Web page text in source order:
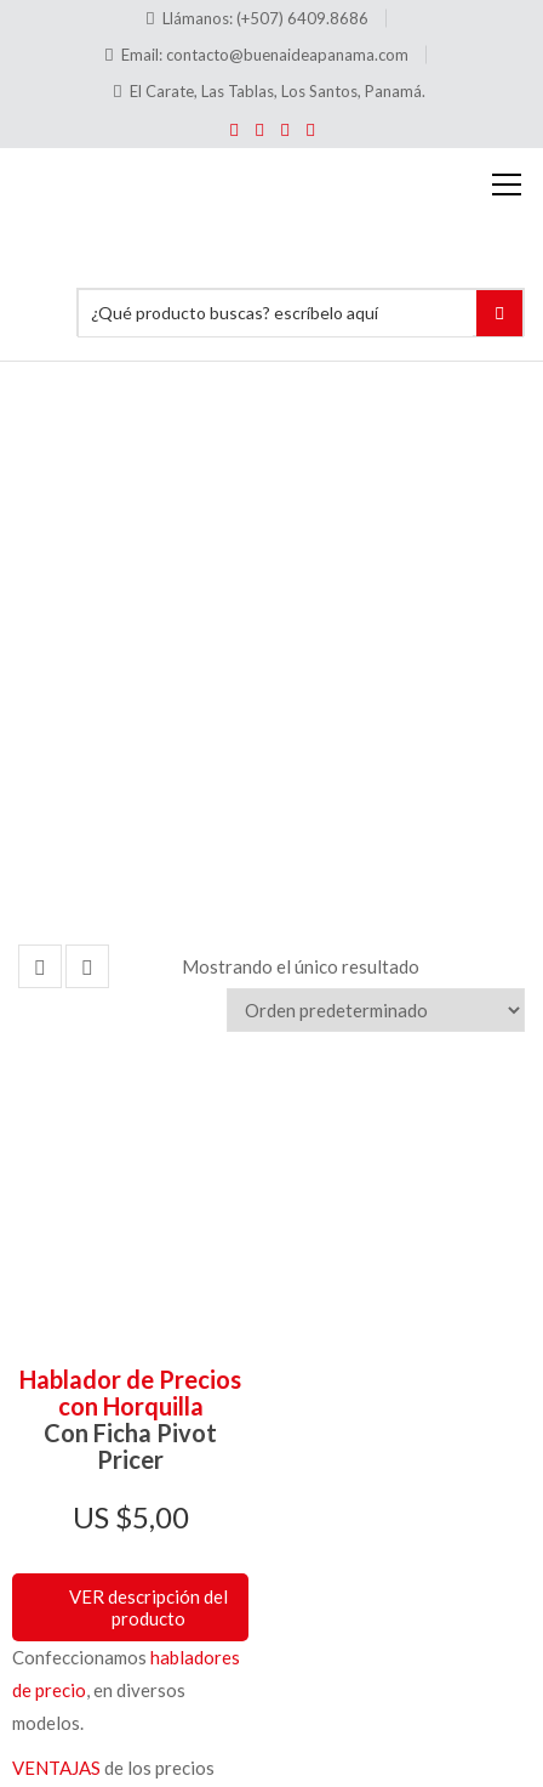
Llámanos: (+507) 6409.8686
Email: contacto@buenaideapanama.com
El Carate, Las Tablas, Los Santos, Panamá.
Mostrando el único resultado
Hablador de Precios
con Horquilla
Con Ficha Pivot
Pricer
$5,00
VER descripción del
producto
Confeccionamos habladores
de precio, en diversos
modelos.
VENTAJAS de los precios